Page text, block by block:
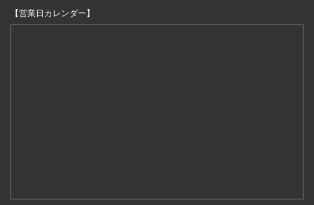
【営業日カレンダー】